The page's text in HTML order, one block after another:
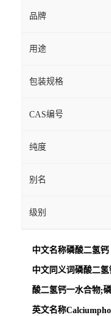
品牌
用途
包装规格
CAS编号
纯度
别名
级别
中文名称磷酸二氢钙
中文同义词磷酸二
酸二氢钙一水合物;
英文名称